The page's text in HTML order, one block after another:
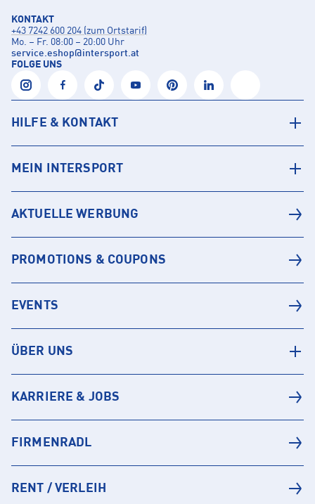
KONTAKT
+43 7242 600 204 (zum Ortstarif)
Mo. – Fr. 08:00 – 20:00 Uhr
service.eshop@intersport.at
FOLGE UNS
HILFE & KONTAKT
MEIN INTERSPORT
AKTUELLE WERBUNG
PROMOTIONS & COUPONS
EVENTS
ÜBER UNS
KARRIERE & JOBS
FIRMENRADL
RENT / VERLEIH